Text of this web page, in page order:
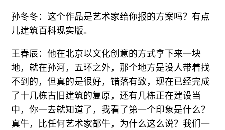
孙冬冬：这个作品是艺术家给你报的方案吗？有点
儿建筑百科现实版。
王春辰：他在北京以文化创意的方式拿下来一块
地，就在孙河，五环之外，那个地方是没人带着找
不到的，但真的是很好，错落有致，现在已经完成
了十几栋古旧建筑的复原，还有几栋正在建设当
中，你一去就知道了，我看了第一个印象是什么？
真牛，比任何艺术家都牛，为什么这么说？我们一